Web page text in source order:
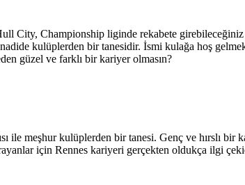
Hull City, Championship liginde rekabete
nadide kulüplerden bir tanesidir. İsmi kulağa hoş
güzel ve farklı bir kariyer olmasın?
ile meşhur kulüplerden bir tanesi. Genç ve hırslı
için Rennes kariyeri gerçekten oldukça ilgi